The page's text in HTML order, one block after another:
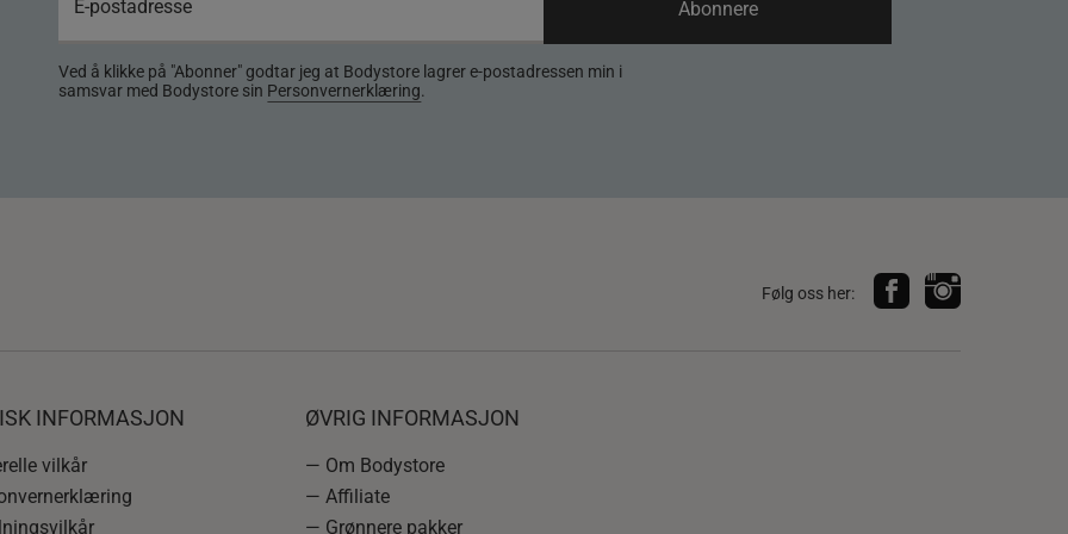
Ved å klikke på "Abonner" godtar jeg at Bodystore lagrer e-postadressen min i
samsvar med Bodystore sin Personvernerklæring.
Abonnere
Følg oss her:
INFORMASJON
vilkår
ØVRIG INFORMASJON
— Om Bodystore
— Affiliate
— Grønnere pakker